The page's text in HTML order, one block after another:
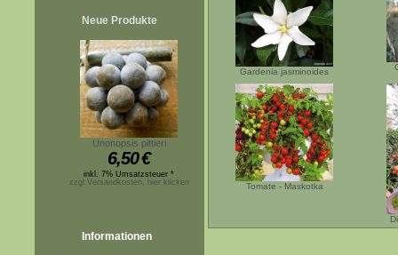
Neue Produkte
Unonopsis pittieri
6,50€
inkl. 7% Umsatzsteuer *
zzgl.Versandkosten, hier klicken
Informationen
Gardenia jasminoides
Tomate - Maskotka